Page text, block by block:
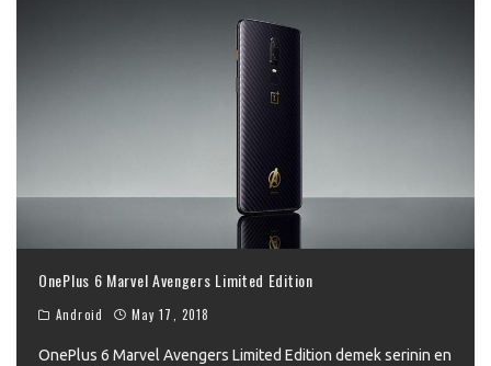
OnePlus 6 Marvel Avengers Limited Edition
Android May 17, 2018
OnePlus 6 Marvel Avengers Limited Edition demek serinin en